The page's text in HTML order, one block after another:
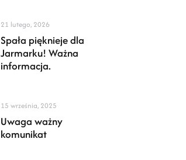
21 lutego, 2026
Spała pięknieje dla
Jarmarku! Ważna
informacja.
15 września, 2025
Uwaga ważny
komunikat